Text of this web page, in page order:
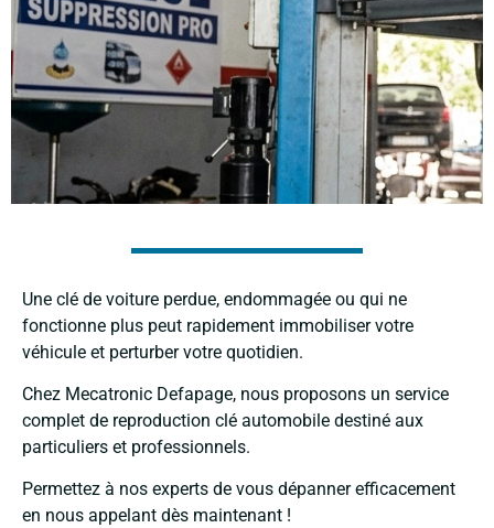
Une clé de voiture perdue, endommagée ou qui ne
fonctionne plus peut rapidement immobiliser votre
véhicule et perturber votre quotidien.
Chez Mecatronic Defapage, nous proposons un service
complet de reproduction clé automobile destiné aux
particuliers et professionnels.
Permettez à nos experts de vous dépanner efficacement
en nous appelant dès maintenant !